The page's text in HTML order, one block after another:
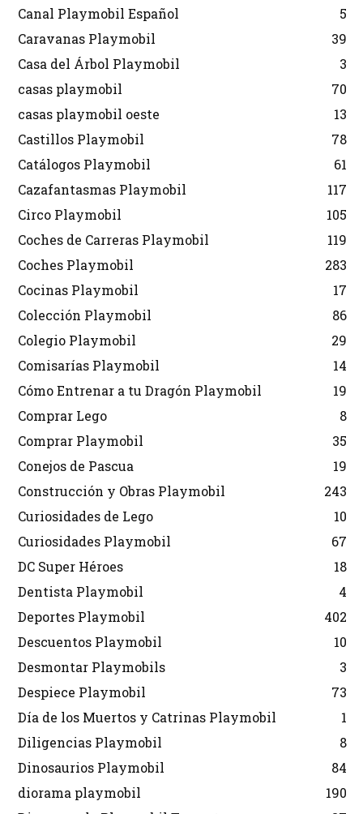
Canal Playmobil Español
5
Caravanas Playmobil
39
Casa del Árbol Playmobil
3
casas playmobil
70
casas playmobil oeste
13
Castillos Playmobil
78
Catálogos Playmobil
61
Cazafantasmas Playmobil
117
Circo Playmobil
105
Coches de Carreras Playmobil
119
Coches Playmobil
283
Cocinas Playmobil
17
Colección Playmobil
86
Colegio Playmobil
29
Comisarías Playmobil
14
Cómo Entrenar a tu Dragón Playmobil
19
Comprar Lego
8
Comprar Playmobil
35
Conejos de Pascua
19
Construcción y Obras Playmobil
243
Curiosidades de Lego
10
Curiosidades Playmobil
67
DC Super Héroes
18
Dentista Playmobil
4
Deportes Playmobil
402
Descuentos Playmobil
10
Desmontar Playmobils
3
Despiece Playmobil
73
Día de los Muertos y Catrinas Playmobil
1
Diligencias Playmobil
8
Dinosaurios Playmobil
84
diorama playmobil
190